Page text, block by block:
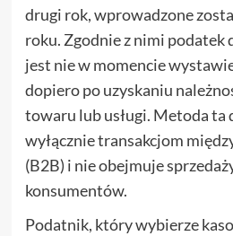
drugi rok, wprowadzone
roku. Zgodnie z nimi podatek
jest nie w momencie
dopiero po uzyskaniu
towaru lub usługi. Metoda ta
wyłącznie transakcjom
(B2B) i nie obejmuje
konsumentów.
Podatnik, który wybierze